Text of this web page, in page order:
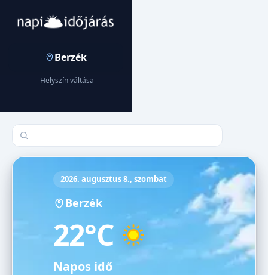
Berzék
Helyszín váltása
Település keresése
2026. augusztus 8., szombat
Berzék
22°C
Napos idő